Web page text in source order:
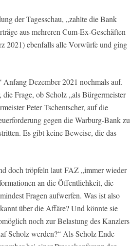
der Tagesschau, „zahlte die Bank
aus mehreren Cum-Ex-Geschäften
2021) ebenfalls alle Vorwürfe und ging
Dezember 2021 nochmals auf.
Frage, ob Scholz „als Bürgermeister
Peter Tschentscher, auf die
gegen die Warburg-Bank zu
Es gibt keine Beweise, die das
doch tröpfeln laut FAZ „immer wieder
an die Öffentlichkeit, die
Fragen aufwerfen. Was ist also
über die Affäre? Und könnte sie
noch zur Belastung des Kanzlers
Scholz werden?“ Als Scholz Ende